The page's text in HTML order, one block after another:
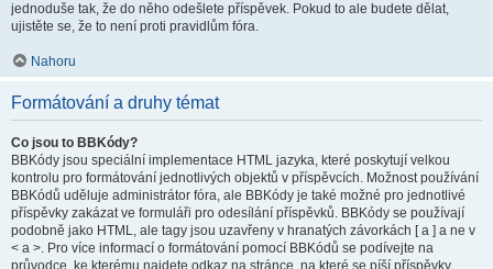
jednoduše tak, že do něho odešlete příspěvek. Pokud to ale budete dělat,
ujistěte se, že to není proti pravidlům fóra.
Nahoru
Formátování a druhy témat
Co jsou to BBKódy?
BBKódy jsou speciální implementace HTML jazyka, které poskytují velkou
kontrolu pro formátování jednotlivých objektů v příspěvcích. Možnost používání
BBKódů uděluje administrátor fóra, ale BBKódy je také možné pro jednotlivé
příspěvky zakázat ve formuláři pro odesílání příspěvků. BBKódy se používají
podobně jako HTML, ale tagy jsou uzavřeny v hranatých závorkách [ a ] a ne v
< a >. Pro více informací o formátování pomocí BBKódů se podívejte na
průvodce, ke kterému najdete odkaz na stránce, na které se píší příspěvky.